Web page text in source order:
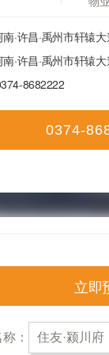
8682222
0374-
立即
：